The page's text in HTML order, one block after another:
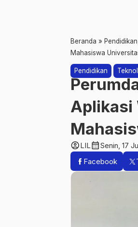
Beranda » Pendidikan
Mahasiswa
Pendidikan
Aplikasi
account_circleLILcalendar_monthSenin, 17
Facebook